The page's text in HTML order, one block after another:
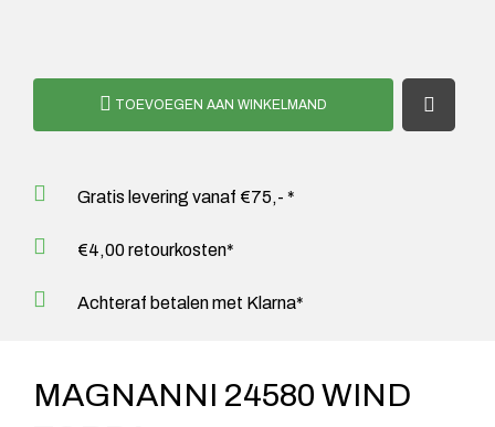
TOEVOEGEN AAN WINKELMAND
Gratis levering vanaf €75,- *
€4,00 retourkosten*
Achteraf betalen met Klarna*
MAGNANNI 24580 WIND